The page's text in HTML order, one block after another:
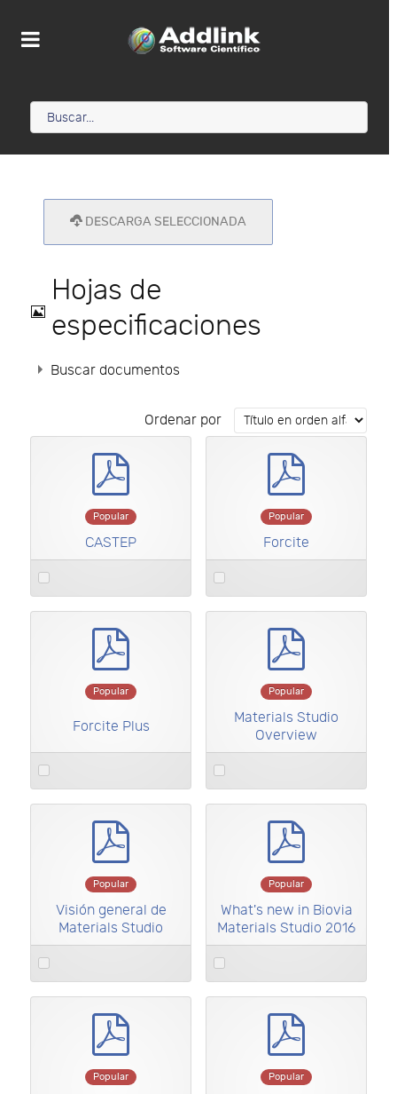
DESCARGA SELECCIONADA
Imagen
Hojas de
especificaciones
Buscar documentos
Ordenar por
Popular
CASTEP
Select
an
item
Popular
Forcite
Select
an
item
Popular
Forcite Plus
Select
an
item
Popular
Materials Studio
Overview
Select
an
item
Popular
Visión general de
Materials Studio
Select
an
item
Popular
What's new in Biovia
Materials Studio 2016
Select
an
item
Popular Popular